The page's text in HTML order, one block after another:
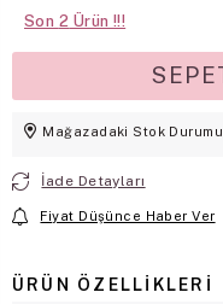
Son 2
Mağazadaki Stok Durumu
İade Detayları
Fiyat Düşünce Haber Ver
ÜRÜN ÖZELLIKLERI